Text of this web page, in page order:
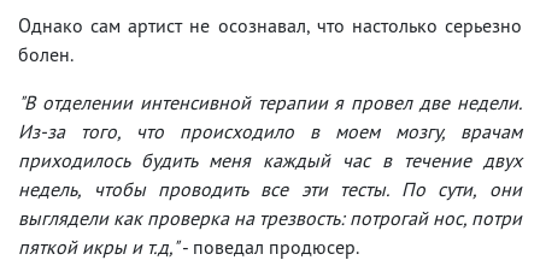
Однако сам артист не осознавал, что настолько серьезно
болен.
"В отделении интенсивной терапии я провел две недели.
Из-за того, что происходило в моем мозгу, врачам
приходилось будить меня каждый час в течение двух
недель, чтобы проводить все эти тесты. По сути, они
выглядели как проверка на трезвость: потрогай нос, потри
пяткой икры и т.д,"- поведал продюсер.